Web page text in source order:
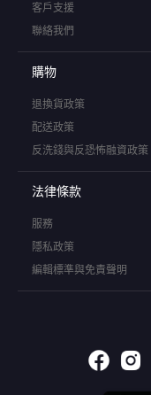
客戶支援
聯絡我們
購物
退換貨政策
配送政策
反洗錢與反恐怖融資政策
法律條款
服務
隱私政策
編輯標準與免責聲明